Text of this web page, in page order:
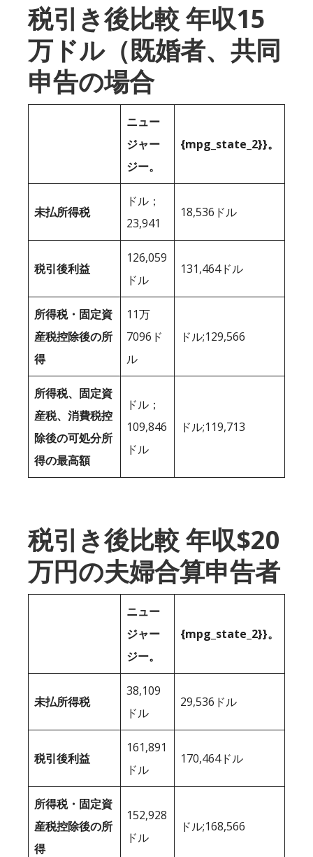
税引き後比較 年収15
万ドル（既婚者、共同
申告の場合
ニュー
ジャー
ジー。
{mpg_state_2}}。
未払所得税
ドル；
23,941
18,536ドル
税引後利益
126,059
ドル
131,464ドル
所得税・固定資
産税控除後の所
得
11万
7096ド
ル
ドル;129,566
所得税、固定資
産税、消費税控
除後の可処分所
得の最高額
ドル；
109,846
ドル
ドル;119,713
税引き後比較 年収$20
万円の夫婦合算申告者
ニュー
ジャー
ジー。
{mpg_state_2}}。
未払所得税
38,109
ドル
29,536ドル
税引後利益
161,891
ドル
170,464ドル
所得税・固定資
産税控除後の所
得
152,928
ドル
ドル;168,566